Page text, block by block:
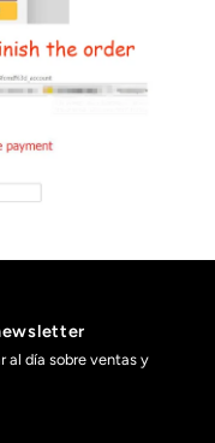
al día sobre ventas y